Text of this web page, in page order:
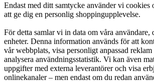
Endast med ditt samtycke använder vi cookies
att ge dig en personlig shoppingupplevelse.
För detta samlar vi in data om våra användare,
enheter. Denna information används för att
vår webbplats, visa personligt anpassad
analysera användningsstatistik. Vi kan även
uppgifter med externa leverantörer och visa
onlinekanaler – men endast om du redan